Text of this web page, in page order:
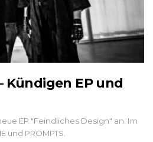
Kündigen EP und
EP "Feindliches Design" an. Im
und PROMPTS.